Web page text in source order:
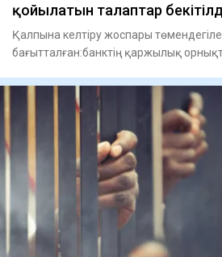
қойылатын талаптар
Қалпына келтіру жоспары
бағытталған:банктің қаржылық